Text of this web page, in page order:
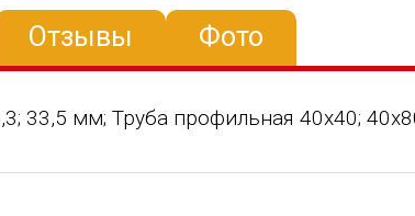
Отзывы Фото
33,5 мм; Труба профильная 40х40;